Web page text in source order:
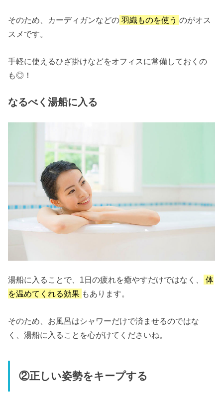
そのため、カーディガンなどの 羽織ものを使うのがオス
スメです。
手軽に使えるひざ掛けなどをオフィスに常備しておくの
も◎！
なるべく湯船に入る
湯船に入ることで、1日の疲れを癒やすだけではなく、
体
を温めてくれる効果 もあります。
そのため、お風呂はシャワーだけで済ませるのではな
く、湯船に入ることを心がけてくださいね。
②正しい姿勢をキープする